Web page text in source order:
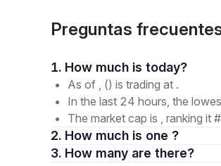
Preguntas
1. How much is today?
As of , () is trading at .
In the last 24 hours, the
The market cap is , ranking it
2. How much is one ?
3. How many are there?